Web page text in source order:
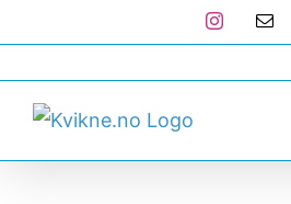
to
content
Instagram
E-